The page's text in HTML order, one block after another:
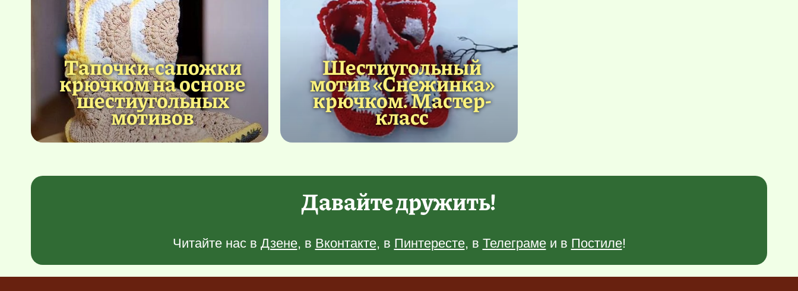
Тапочки-сапожки
крючком на основе
шестиугольных
мотивов
Шестиугольный
мотив «Снежинка»
крючком. Мастер-
класс
Давайте дружить!
Читайте нас в Дзене, в Вконтакте, в Пинтересте, в Телеграмеи в Постиле!